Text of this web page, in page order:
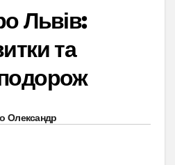
Львів:
та
Олександр